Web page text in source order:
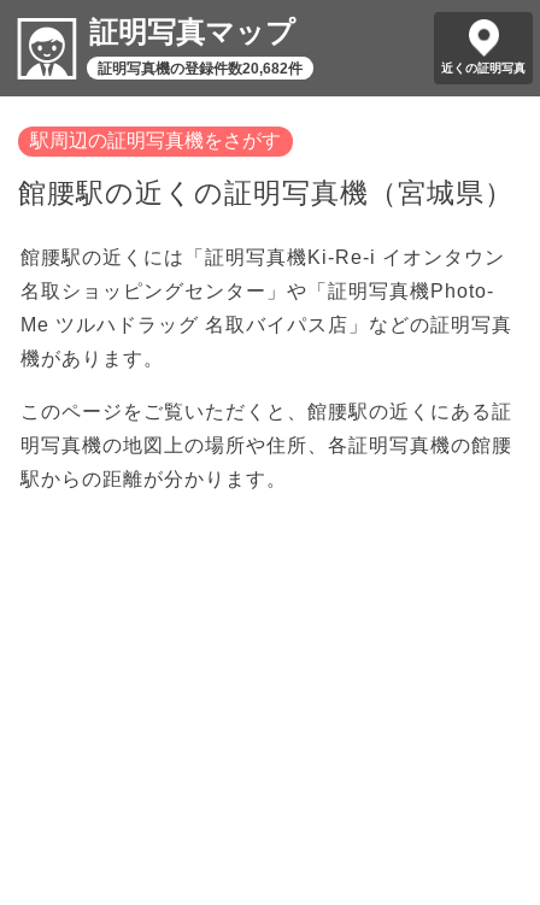
証明写真マップ
証明写真機の登録件数20,682件 近くの証明写真
駅周辺の証明写真機をさがす
館腰駅の近くの証明写真機（宮城県）
館腰駅の近くには「証明写真機Ki-Re-i イオンタウン
名取ショッピングセンター」や「証明写真機Photo-
Me ツルハドラッグ 名取バイパス店」などの証明写真
機があります。
このページをご覧いただくと、館腰駅の近くにある証
明写真機の地図上の場所や住所、各証明写真機の館腰
駅からの距離が分かります。